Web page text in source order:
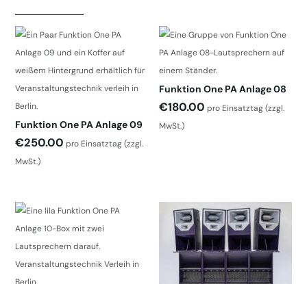
Funktion One PA Anlage 09
€250.00 pro Einsatztag (zzgl.
MwSt.)
Funktion One PA Anlage 08
€180.00 pro Einsatztag(zzgl.
MwSt.)